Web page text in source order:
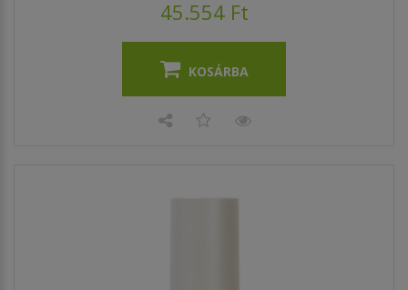
45.554 Ft
KOSÁRBA